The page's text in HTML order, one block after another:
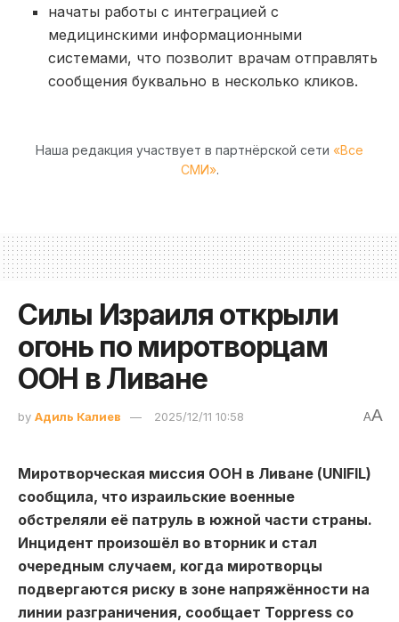
начаты работы с интеграцией с
медицинскими информационными
системами, что позволит врачам отправлять
сообщения буквально в несколько кликов.
Наша редакция участвует в партнёрской сети «Все
СМИ».
Силы Израиля открыли
огонь по миротворцам
ООН в Ливане
by Адиль Калиев 2025/12/11 10:58 AA
Миротворческая миссия ООН в Ливане (UNIFIL)
сообщила, что израильские военные
обстреляли её патруль в южной части страны.
Инцидент произошёл во вторник и стал
очередным случаем, когда миротворцы
подвергаются риску в зоне напряжённости на
линии разграничения, сообщает Toppress со